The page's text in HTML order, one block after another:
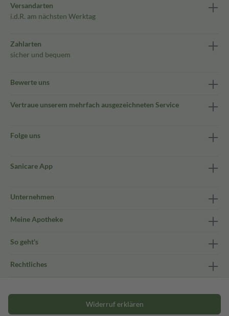
Versandarten
i.d.R. am nächsten Werktag
Zahlarten
sicher und bequem
Bewerte uns
Vertraue unserem mehrfach ausgezeichneten Service
Folge uns
Sanicare App
Unternehmen
Meine Apotheke
So geht's
Rechtliches
Widerruf erklären